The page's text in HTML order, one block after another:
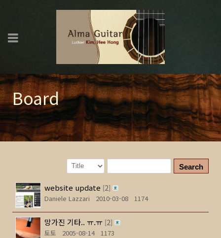
Board
Search
website update [2]
Daniele Lazzari
2010-03-08 1174
망가진 기타.. ㅠ.ㅠ [2]
토토
2005-08-14 1173